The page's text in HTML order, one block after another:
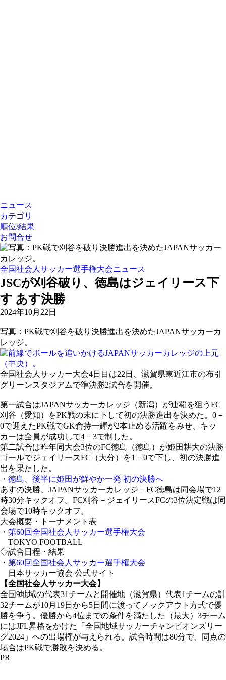
ニュース
カテゴリ
順位/結果
お問合せ
全国社会人サッカー選手権大会ニュース
JSCが刈谷破り、徳島はジェイリース下
す あす決勝
2024年10月22日
写真：PK戦で刈谷を破り決勝進出を決めたJAPANサッカーカ
レッジ。
全国社会人サッカー大会4日目は22日、滋賀県東近江市の布引
グリーンスタジアムで準決勝2試合を開催。
第一試合はJAPANサッカーカレッジ（新潟）が連覇を狙うFC
刈谷（愛知）をPK戦の末に下して初の決勝進出を決めた。0－
0で迎えたPK戦でGK倉持一輝が2本止める活躍をみせ、キッ
カーは全員が成功して4－3で制した。
第二試合は昨年同大会3位のFC徳島（徳島）が姫田耕大の決勝
ゴールでジェイリースFC（大分）を1－0で下し、初の決勝進
出を果たした。
・ 徳島、後半に姫田が鮮やか一発 初の決勝へ
あすの決勝、JAPANサッカーカレッジ－FC徳島は同会場で12
時30分キックオフ。FC刈谷－ジェイリースFCの3位決定戦は同
会場で10時キックオフ。
大会概要・トーナメント表
・ 第60回全国社会人サッカー選手権大会
TOKYO FOOTBALL
◇試合日程・結果
・ 第60回全国社会人サッカー選手権大会
日本サッカー協会 公式サイト
【全国社会人サッカー大会】
全国9地域の代表31チームと開催地（滋賀県）代表1チームの計
32チームが10月19日から5日間に渡ってノックアウト方式で優
勝を争う。優勝から4位までの条件を満たした（最大）3チーム
にはJFL昇格をかけた「全国地域サッカーチャンピオンズリー
グ2024」への出場権が与えられる。試合時間は80分で、同点の
場合はPK戦で勝敗を決める。
PR